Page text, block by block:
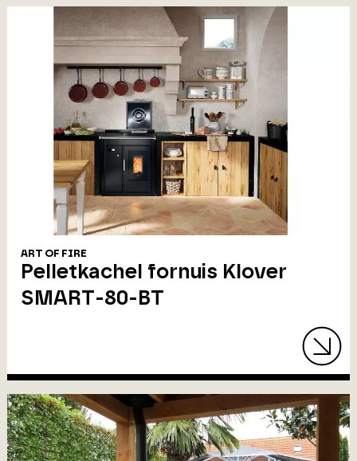
ART OF FIRE
Pelletkachel fornuis Klover
SMART-80-BT